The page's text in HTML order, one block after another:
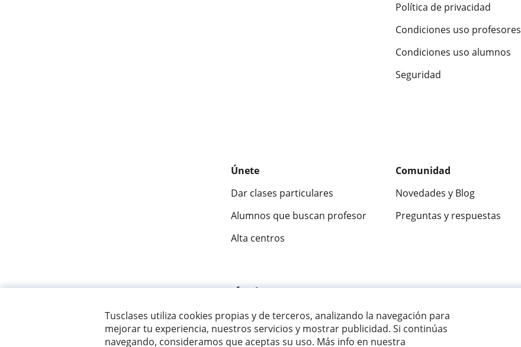
Tusclases utiliza cookies propias y de terceros, analizando la navegación para
mejorar tu experiencia, nuestros servicios y mostrar publicidad. Si continúas
navegando, consideramos que aceptas su uso. Más info en nuestra
Política de privacidad
Condiciones uso profesores
Condiciones uso alumnos
Seguridad
Únete
Dar clases particulares
Alumnos que buscan profesor
Alta centros
Comunidad
Novedades y Blog
Preguntas y respuestas
Fantástica 9,5/10 ★★★★★
© 2007 - 2026 Tusclases.co